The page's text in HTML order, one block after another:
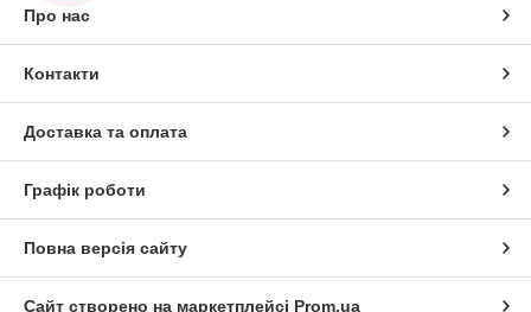
Про нас
Контакти
Доставка та оплата
Графік роботи
Повна версія сайту
Сайт створено на маркетплейсі Prom.ua